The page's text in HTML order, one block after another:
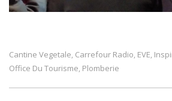
Cantine Vegetale, Carrefour Radio, EVE,
Office Du Tourisme, Plomberie